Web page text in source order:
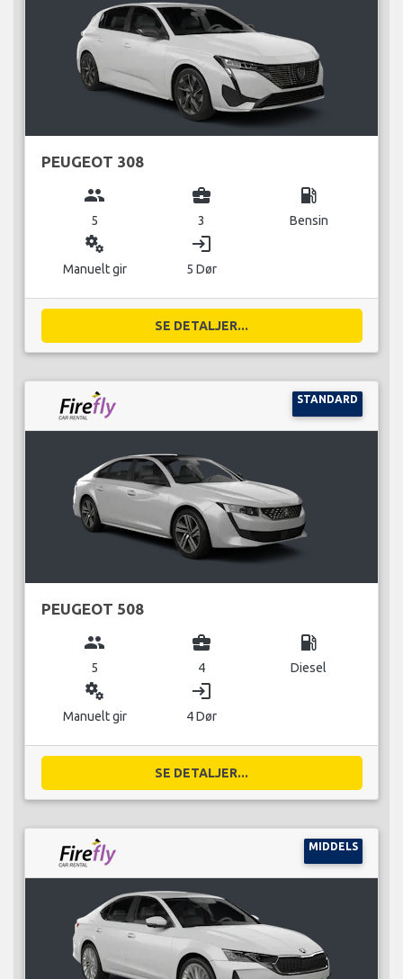
PEUGEOT 308
group
5
business_center
3
local_gas_station
Bensin
miscellaneous_services
Manuelt gir
login
5 Dør
SE DETALJER...
STANDARD
PEUGEOT 508
group
5
business_center
4
local_gas_station
Diesel
miscellaneous_services
Manuelt gir
login
4 Dør
SE DETALJER...
MIDDELS